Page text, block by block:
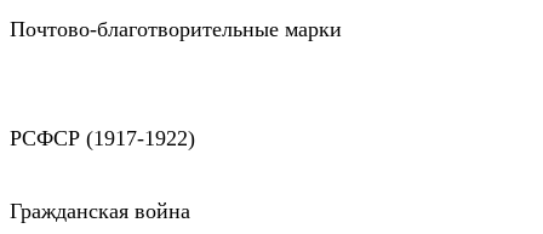
Почтово-благотворительные марки
РСФСР (1917-1922)
Гражданская война